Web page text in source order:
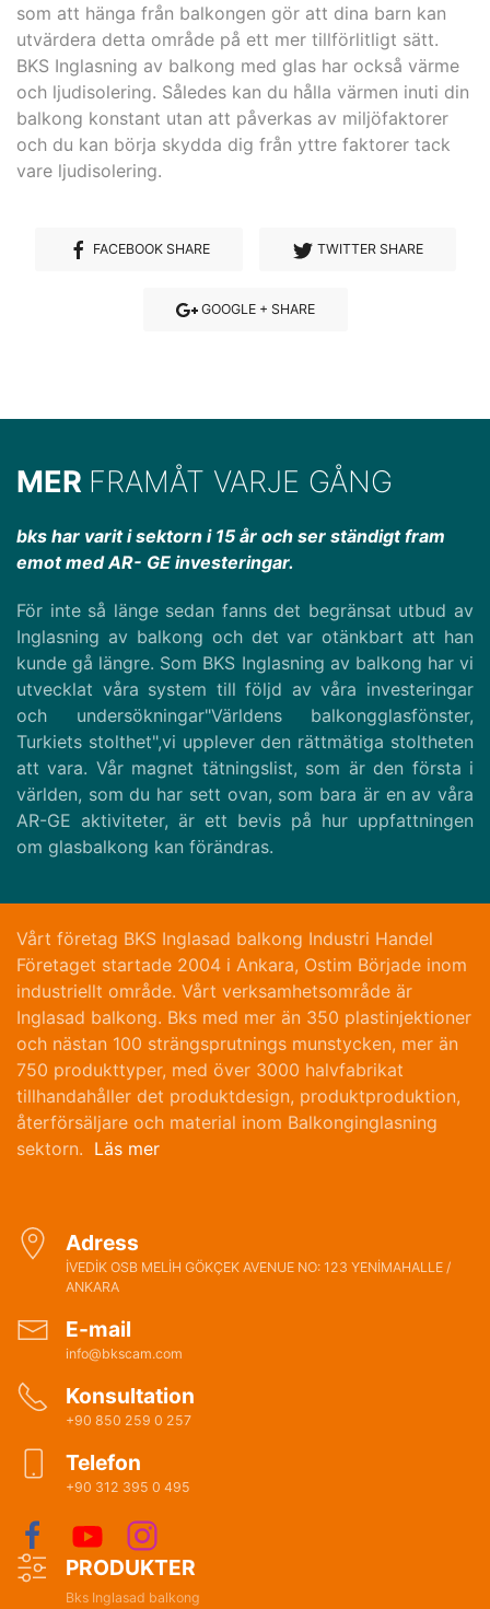
som att hänga från balkongen gör att dina barn kan
utvärdera detta område på ett mer tillförlitligt sätt.
BKS Inglasning av balkong med glas har också värme
och ljudisolering. Således kan du hålla värmen inuti din
balkong konstant utan att påverkas av miljöfaktorer
och du kan börja skydda dig från yttre faktorer tack
vare ljudisolering.
FACEBOOK SHARE TWITTER SHARE
GOOGLE + SHARE
MER FRAMÅT VARJE GÅNG
bks har varit i sektorn i 15 år och ser ständigt fram
emot med AR- GE investeringar.
För inte så länge sedan fanns det begränsat utbud av
Inglasning av balkong och det var otänkbart att han
kunde gå längre. Som BKS Inglasning av balkong har vi
utvecklat våra system till följd av våra investeringar
och undersökningar"Världens balkongglasfönster,
Turkiets stolthet",vi upplever den rättmätiga stoltheten
att vara. Vår magnet tätningslist, som är den första i
världen, som du har sett ovan, som bara är en av våra
AR-GE aktiviteter, är ett bevis på hur uppfattningen
om glasbalkong kan förändras.
Vårt företag BKS Inglasad balkong Industri Handel
Företaget startade 2004 i Ankara, Ostim Började inom
industriellt område. Vårt verksamhetsområde är
Inglasad balkong. Bks med mer än 350 plastinjektioner
och nästan 100 strängsprutnings munstycken, mer än
750 produkttyper, med över 3000 halvfabrikat
tillhandahåller det produktdesign, produktproduktion,
återförsäljare och material inom Balkonginglasning
sektorn. Läs mer
Adress
İVEDİK OSB MELİH GÖKÇEK AVENUE NO: 123 YENİMAHALLE /
ANKARA
E-mail
info@bkscam.com
Konsultation
+90 850 259 0 257
Telefon
+90 312 395 0 495
PRODUKTER
Bks Inglasad balkong